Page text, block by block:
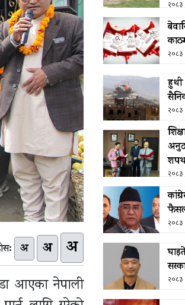
अ अ अ
आएका नेपाली
२०८३
२०८३
२०८३
२०८३
२०८३
२०८३